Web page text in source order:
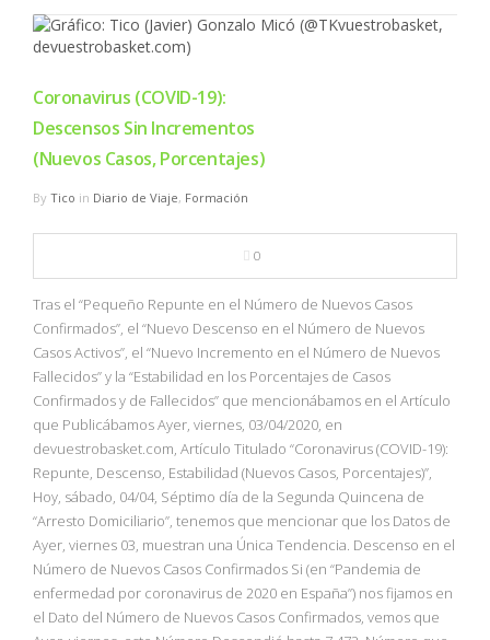
Coronavirus (COVID-19):
Descensos Sin Incrementos
(Nuevos Casos, Porcentajes)
By Tico in Diario de Viaje, Formación
0
Tras el “Pequeño Repunte en el Número de Nuevos Casos
Confirmados”, el “Nuevo Descenso en el Número de Nuevos
Casos Activos”, el “Nuevo Incremento en el Número de Nuevos
Fallecidos” y la “Estabilidad en los Porcentajes de Casos
Confirmados y de Fallecidos” que mencionábamos en el Artículo
que Publicábamos Ayer, viernes, 03/04/2020, en
devuestrobasket.com, Artículo Titulado “Coronavirus (COVID-19):
Repunte, Descenso, Estabilidad (Nuevos Casos, Porcentajes)”,
Hoy, sábado, 04/04, Séptimo día de la Segunda Quincena de
“Arresto Domiciliario”, tenemos que mencionar que los Datos de
Ayer, viernes 03, muestran una Única Tendencia. Descenso en el
Número de Nuevos Casos Confirmados Si (en “Pandemia de
enfermedad por coronavirus de 2020 en España”) nos fijamos en
el Dato del Número de Nuevos Casos Confirmados, vemos que